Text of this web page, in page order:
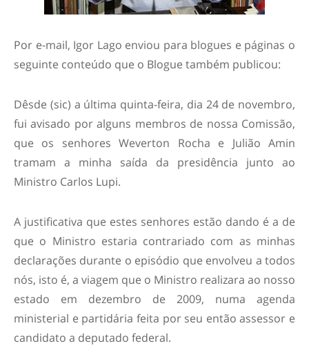
Por e-mail, Igor Lago enviou para blogues e páginas o
seguinte conteúdo que o Blogue também publicou:
Dêsde (sic) a última quinta-feira, dia 24 de novembro,
fui avisado por alguns membros de nossa Comissão,
que os senhores Weverton Rocha e Julião Amin
tramam a minha saída da presidência junto ao
Ministro Carlos Lupi.
A justificativa que estes senhores estão dando é a de
que o Ministro estaria contrariado com as minhas
declarações durante o episódio que envolveu a todos
nós, isto é, a viagem que o Ministro realizara ao nosso
estado em dezembro de 2009, numa agenda
ministerial e partidária feita por seu então assessor e
candidato a deputado federal.